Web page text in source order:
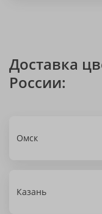
Доставка
России:
Омск
Казань